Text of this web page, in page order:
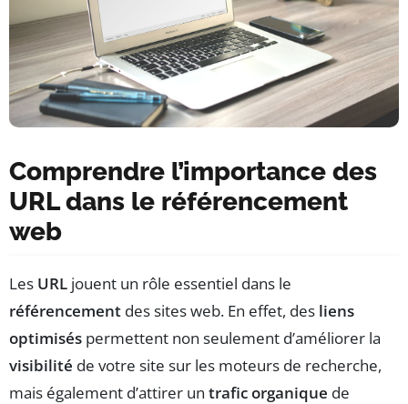
Comprendre l’importance des
URL dans le référencement
web
Les URL jouent un rôle essentiel dans le
référencement des sites web. En effet, des liens
optimisés permettent non seulement d’améliorer la
visibilité de votre site sur les moteurs de recherche,
mais également d’attirer un trafic organique de